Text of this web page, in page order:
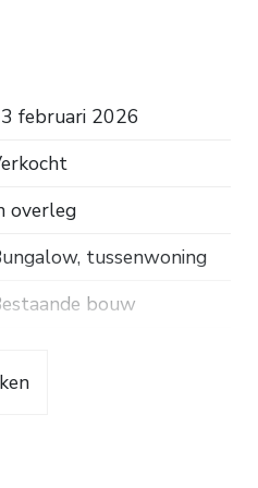
februari 2026
overleg
tussenwoning
bouw